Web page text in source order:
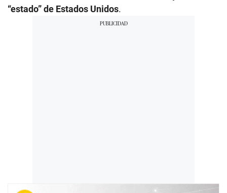
“estado” de Estados Unidos.